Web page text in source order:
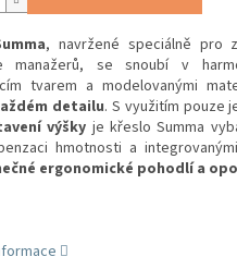
, navržené speciálně pro
manažerů, se snoubí v
tvarem a modelovanými
detailu. S využitím pouze
výšky je křeslo Summa
hmotnosti a
ergonomické pohodlí a